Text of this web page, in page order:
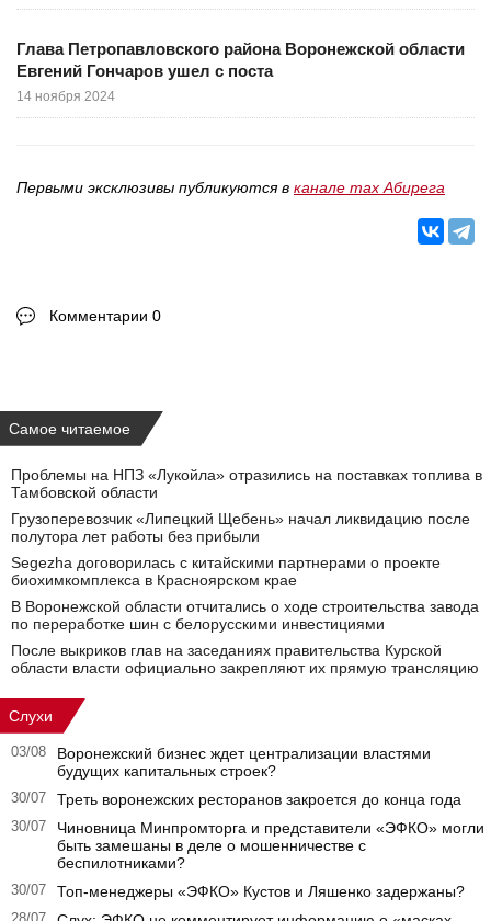
Глава Петропавловского района Воронежской области
Евгений Гончаров ушел с поста
14 ноября 2024
Первыми эксклюзивы публикуются в канале max Абирега
Комментарии 0
Самое читаемое
Проблемы на НПЗ «Лукойла» отразились на поставках топлива в
Тамбовской области
Грузоперевозчик «Липецкий Щебень» начал ликвидацию после
полутора лет работы без прибыли
Segezha договорилась с китайскими партнерами о проекте
биохимкомплекса в Красноярском крае
В Воронежской области отчитались о ходе строительства завода
по переработке шин с белорусскими инвестициями
После выкриков глав на заседаниях правительства Курской
области власти официально закрепляют их прямую трансляцию
Слухи
03/08
Воронежский бизнес ждет централизации властями
будущих капитальных строек?
30/07 Треть воронежских ресторанов закроется до конца года
30/07
Чиновница Минпромторга и представители «ЭФКО» могли
быть замешаны в деле о мошенничестве с
беспилотниками?
30/07 Топ-менеджеры «ЭФКО» Кустов и Ляшенко задержаны?